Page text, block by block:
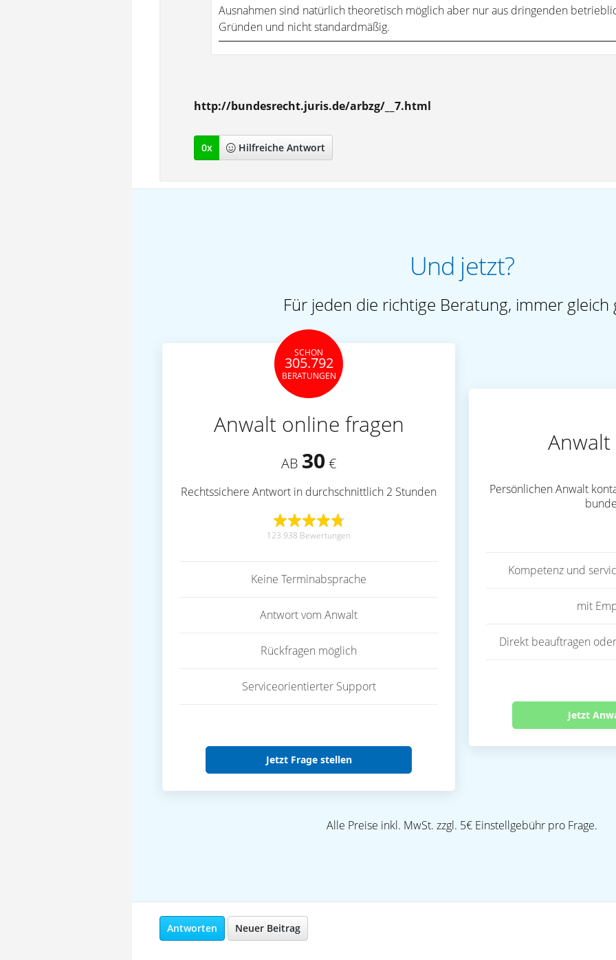
Ausnahmen sind natürlich theoretisch möglich aber nur aus dringenden
Gründen und nicht standardmäßig.
http://bundesrecht.juris.de/arbzg/__7.html
0x Hilfreiche Antwort
Und jetzt?
Für jeden die richtige Beratung, immer gleich
SCHON
305.792
BERATUNGEN
Anwalt online fragen
AB 30 €
Rechtssichere Antwort in durchschnittlich 2 Stunden
123.938 Bewertungen
Keine Terminabsprache
Antwort vom Anwalt
Rückfragen möglich
Serviceorientierter Support
Jetzt Frage stellen
Persönlichen Anwalt
Kompetenz und
mit
Direkt beauftragen
Jetzt
Alle Preise inkl. MwSt. zzgl. 5€ Einstellgebühr pro Frage.
Antworten Neuer Beitrag